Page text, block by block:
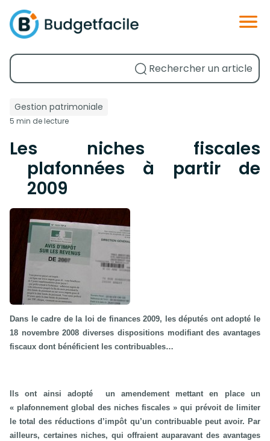
Gestion patrimoniale
5 min de lecture
Les niches fiscales
plafonnées à partir de
2009
Dans le cadre de la loi de finances 2009, les députés ont adopté le
18 novembre 2008 diverses dispositions modifiant des avantages
fiscaux dont bénéficient les contribuables…
Ils ont ainsi adopté
un amendement mettant en place un
« plafonnement global des niches fiscales » qui prévoit de limiter
le total des réductions d’impôt qu’un contribuable peut avoir. Par
ailleurs, certaines niches, qui offraient auparavant des avantages